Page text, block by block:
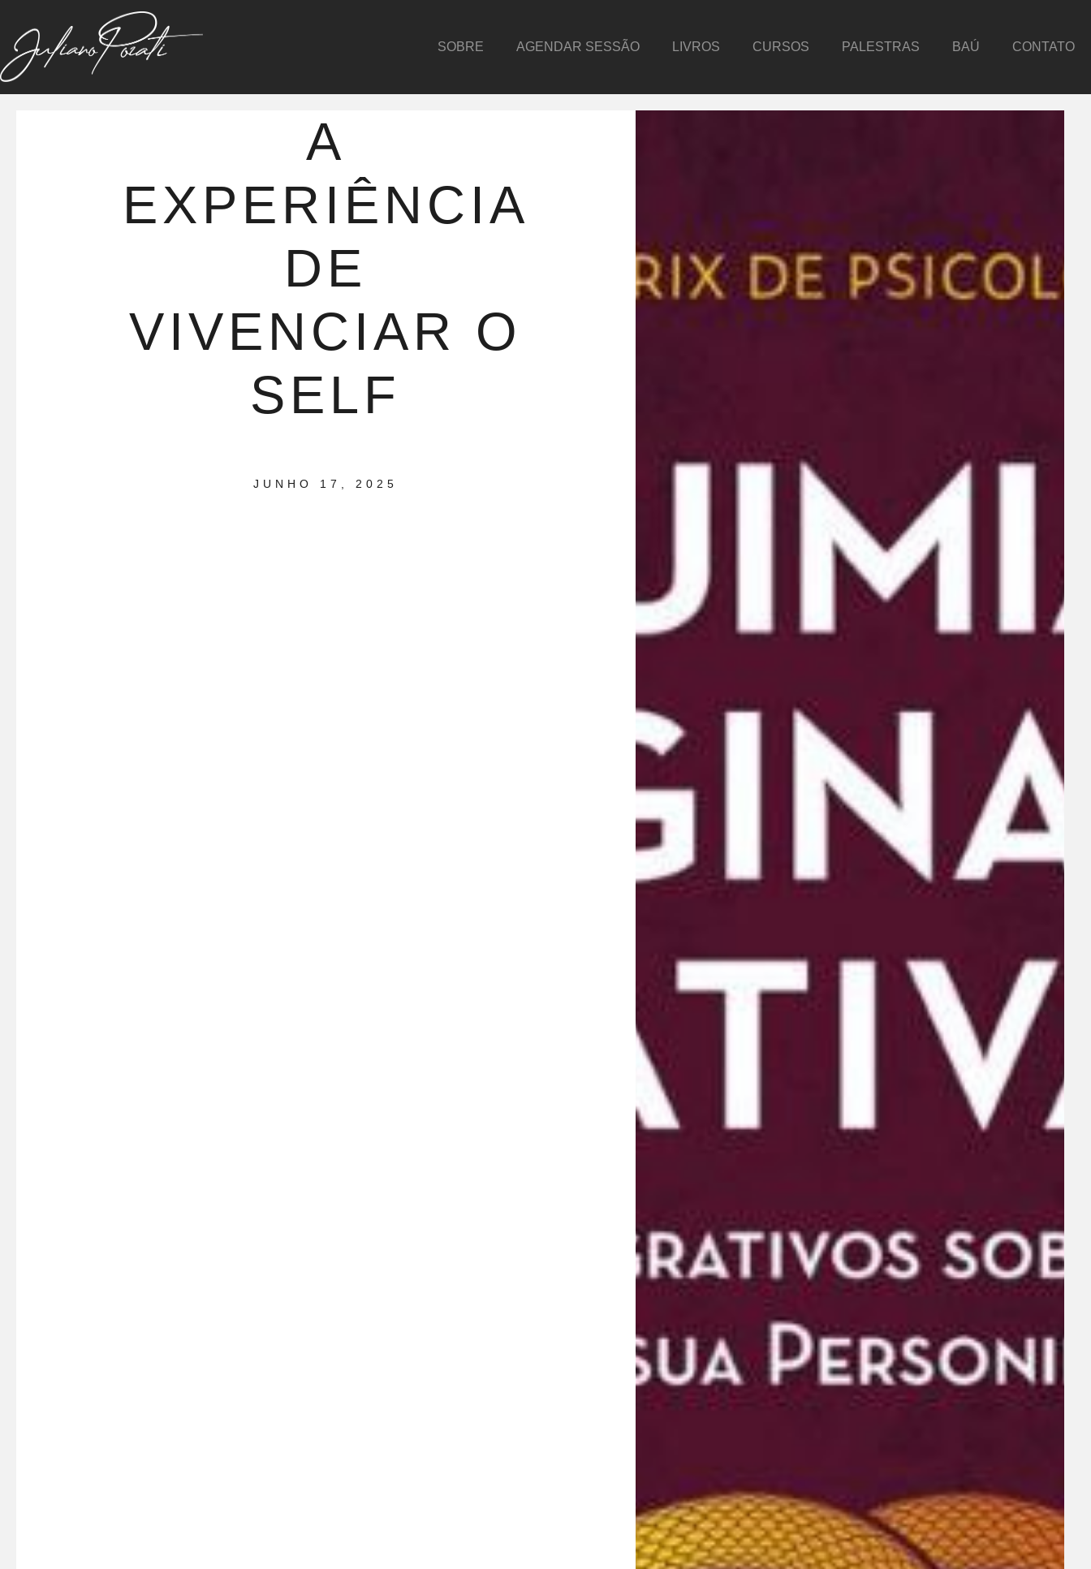
SOBRE AGENDAR SESSÃO LIVROS CURSOS PALESTRAS BAÚ CONTATO
A
EXPERIÊNCIA
DE
VIVENCIAR O
SELF
JUNHO 17, 2025